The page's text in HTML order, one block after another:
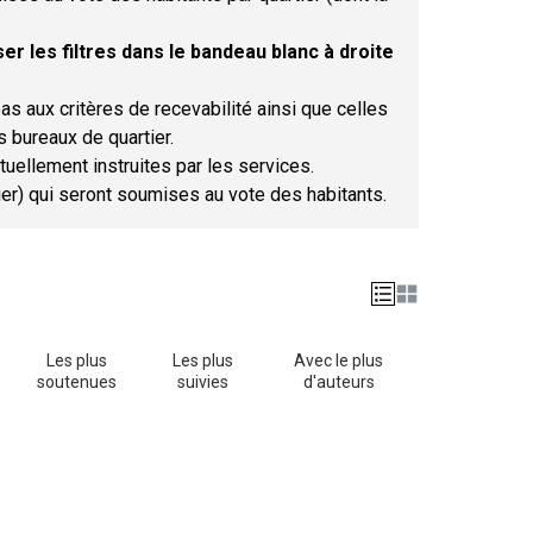
les filtres dans le bandeau blanc à droite
aux critères de recevabilité ainsi que celles
de quartier.
instruites par les services.
qui seront soumises au vote des habitants.
Les plus
soutenues
Les plus
suivies
Avec le plus
d'auteurs